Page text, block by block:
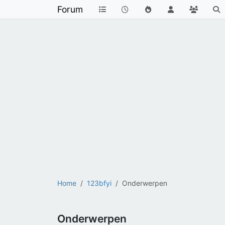
Forum
Home 123bfyi Onderwerpen
Onderwerpen